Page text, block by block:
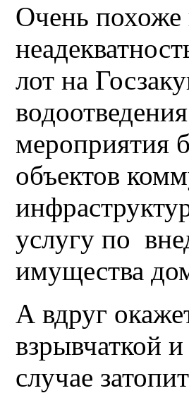
Очень
лот на
мероприятия
объектов
услугу по
имущества
А вдруг
взрывчаткой
случае